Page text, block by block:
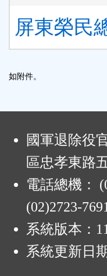
屏東榮民
如附件。
國軍退除役
區忠孝東路
電話總機：
(02)2723-
系統版本：
系統更新日